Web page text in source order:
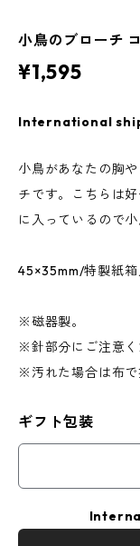
小鳥のブローチ
¥1,595
International
小鳥があなたの胸
チです。こちらは
に入っているので
45×35mm/特製紙箱
※磁器製。
※針部分にご注意く
※汚れた場合は布で
ギフト包装